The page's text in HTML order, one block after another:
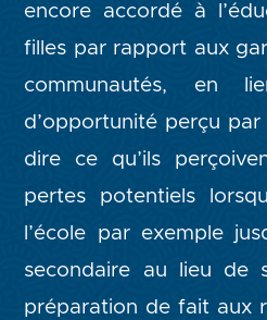
encore accordé à
filles par rapport aux
communautés, en
d’opportunité perçu par
dire ce qu’ils
pertes potentiels
l’école par exemple
secondaire au lieu de
préparation de fait aux